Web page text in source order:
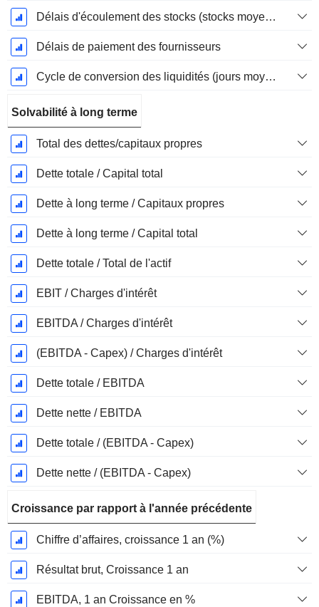
Délais d'écoulement des stocks (stocks moyens)
Délais de paiement des fournisseurs
Cycle de conversion des liquidités (jours moyens)
Solvabilité à long terme
Total des dettes/capitaux propres
Dette totale / Capital total
Dette à long terme / Capitaux propres
Dette à long terme / Capital total
Dette totale / Total de l'actif
EBIT / Charges d'intérêt
EBITDA / Charges d'intérêt
(EBITDA - Capex) / Charges d'intérêt
Dette totale / EBITDA
Dette nette / EBITDA
Dette totale / (EBITDA - Capex)
Dette nette / (EBITDA - Capex)
Croissance par rapport à l'année précédente
Chiffre d’affaires, croissance 1 an (%)
Résultat brut, Croissance 1 an
EBITDA, 1 an Croissance en %